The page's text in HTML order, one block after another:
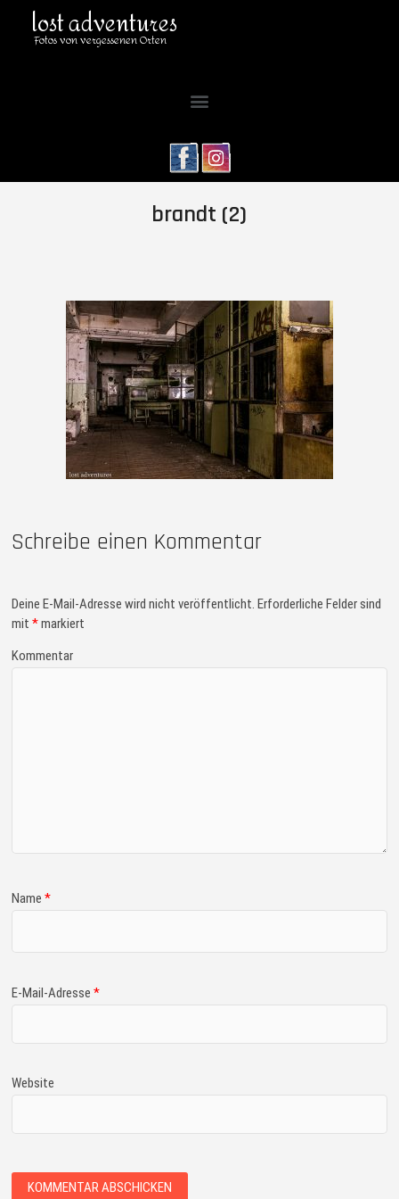
lost adventures
Fotos von vergessenen Orten
brandt (2)
Schreibe einen Kommentar
Deine E-Mail-Adresse wird nicht veröffentlicht. Erforderliche Felder sind
mit*markiert
Kommentar
Name*
E-Mail-Adresse*
Website